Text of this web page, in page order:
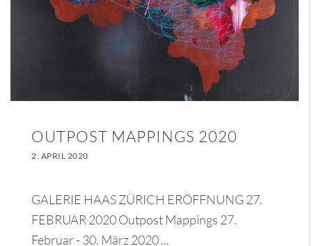
OUTPOST MAPPINGS 2020
2. APRIL 2020
GALERIE HAAS ZÜRICH ERÖFFNUNG 27.
FEBRUAR 2020 Outpost Mappings 27.
Februar - 30. März 2020 ...